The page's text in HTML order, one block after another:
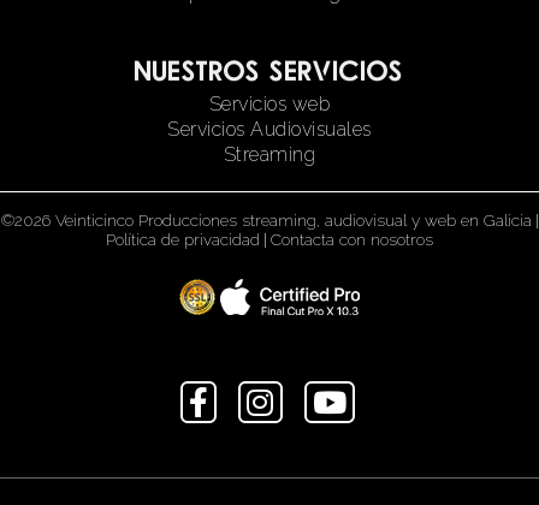
Nuestros servicios
Servicios web
Servicios Audiovisuales
Streaming
©2026 Veinticinco Producciones streaming, audiovisual y web en Galicia |
Política de privacidad | Contacta con nosotros